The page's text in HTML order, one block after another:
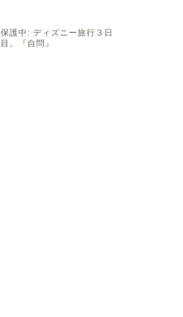
保護中: ディズニー旅行３日
目。『自問』